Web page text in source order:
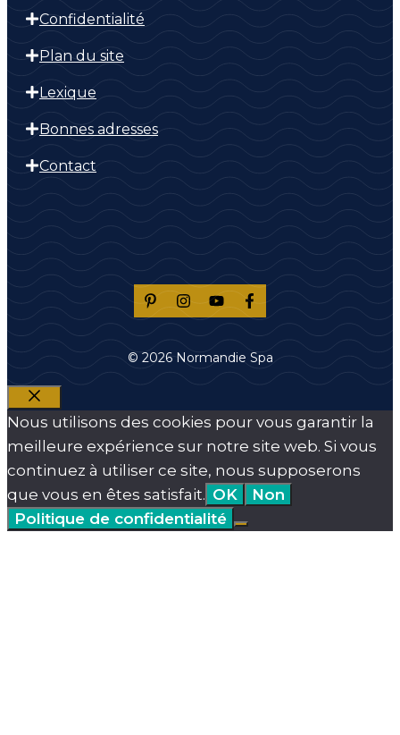
Confidentialité
Plan du site
Lexique
Bonnes adresses
Contact
© 2026 Normandie Spa
Fermer
Nous utilisons des cookies pour vous garantir la
meilleure expérience sur notre site web. Si vous
continuez à utiliser ce site, nous supposerons
que vous en êtes satisfait. OK
Non
Politique de confidentialité